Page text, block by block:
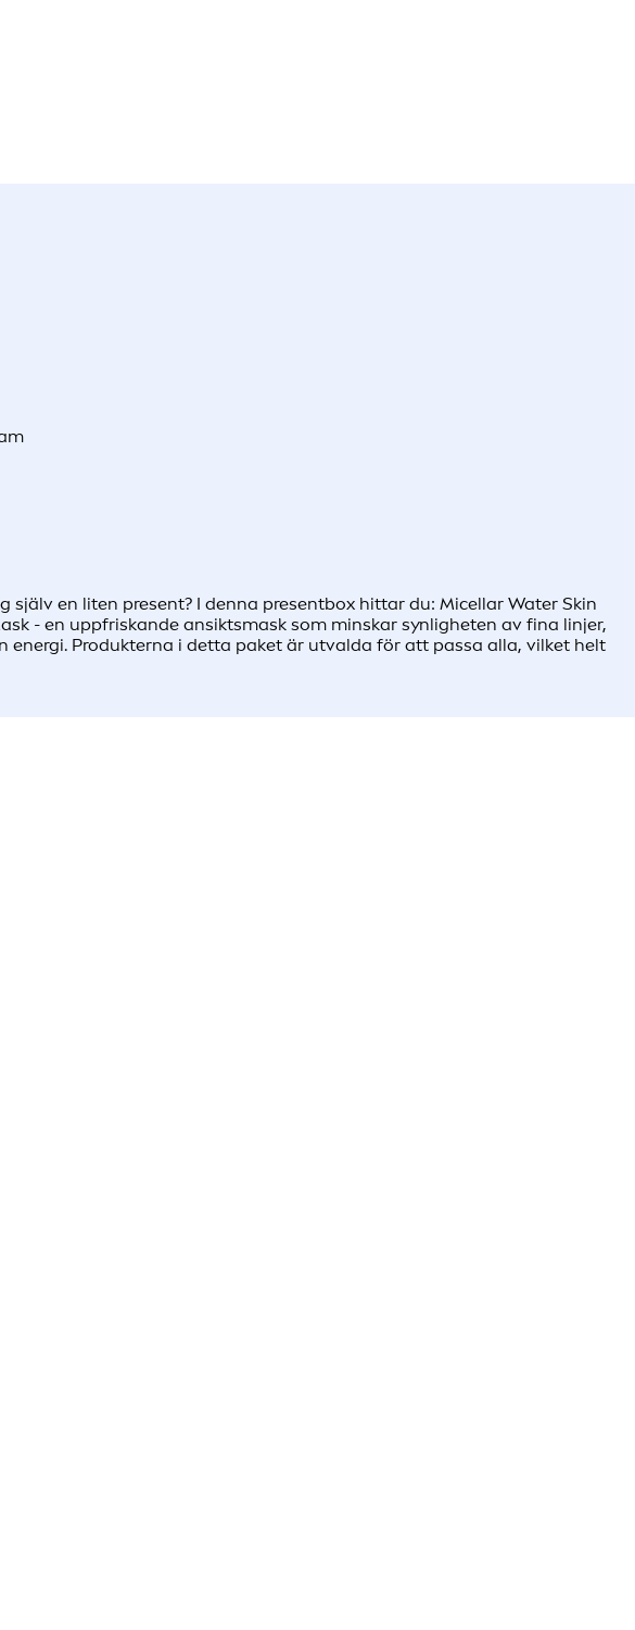
en liten present? I denna presentbox hittar du: Micellar Water Skin
- en uppfriskande ansiktsmask som minskar synligheten av fina linjer,
energi. Produkterna i detta paket är utvalda för att passa alla, vilket helt